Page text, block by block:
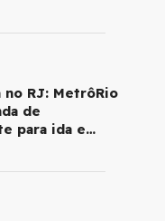
no RJ: MetrôRio
de
para ida e